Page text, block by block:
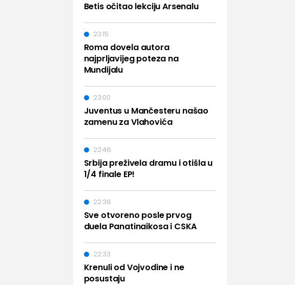
Betis očitao lekciju Arsenalu
Roma dovela autora
najprljavijeg poteza na
Mundijalu
23:15
Juventus u Mančesteru našao
zamenu za Vlahovića
23:00
Srbija preživela dramu i otišla u
1/4 finale EP!
22:46
Sve otvoreno posle prvog
duela Panatinaikosa i CSKA
22:38
Krenuli od Vojvodine i ne
posustaju
22:33